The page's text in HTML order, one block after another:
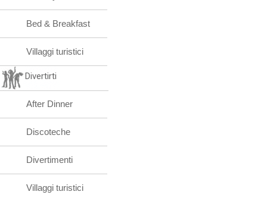
Bed & Breakfast
Villaggi turistici
Divertirti
After Dinner
Discoteche
Divertimenti
Villaggi turistici